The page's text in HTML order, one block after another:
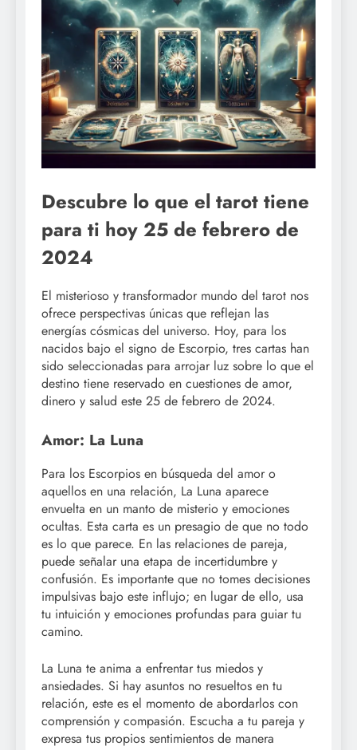
Descubre lo que el tarot tiene
para ti hoy 25 de febrero de
2024
El misterioso y transformador mundo del tarot nos
ofrece perspectivas únicas que reflejan las
energías cósmicas del universo. Hoy, para los
nacidos bajo el signo de Escorpio, tres cartas han
sido seleccionadas para arrojar luz sobre lo que el
destino tiene reservado en cuestiones de amor,
dinero y salud este 25 de febrero de 2024.
Amor: La Luna
Para los Escorpios en búsqueda del amor o
aquellos en una relación, La Luna aparece
envuelta en un manto de misterio y emociones
ocultas. Esta carta es un presagio de que no todo
es lo que parece. En las relaciones de pareja,
puede señalar una etapa de incertidumbre y
confusión. Es importante que no tomes decisiones
impulsivas bajo este influjo; en lugar de ello, usa
tu intuición y emociones profundas para guiar tu
camino.
La Luna te anima a enfrentar tus miedos y
ansiedades. Si hay asuntos no resueltos en tu
relación, este es el momento de abordarlos con
comprensión y compasión. Escucha a tu pareja y
expresa tus propios sentimientos de manera